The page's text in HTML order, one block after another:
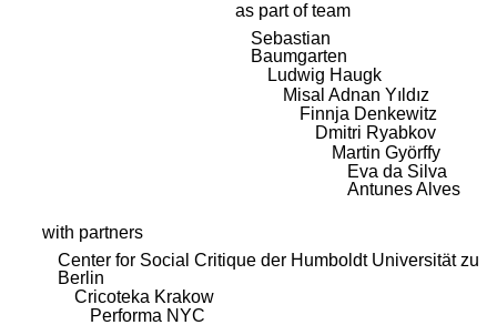
as part of team
Sebastian
Baumgarten
Ludwig Haugk
Misal Adnan Yıldız
Finnja Denkewitz
Dmitri Ryabkov
Martin Györffy
Eva da Silva
Antunes Alves
with partners
Center for Social Critique der Humboldt Universität zu
Berlin
Cricoteka Krakow
Performa NYC